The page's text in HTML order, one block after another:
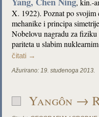
, kin.-
X. 1922). Poznat po svojim
mehanike i principa
Nobelovu nagradu za fiziku
pariteta u slabim
čitati →
Ažurirano: 19. studenoga 2013.
Yangôn →